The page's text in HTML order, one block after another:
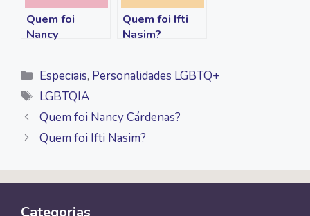
Quem foi
Nancy
Quem foi Ifti
Nasim?
Categorias
Especiais, Personalidades LGBTQ+
Tags
LGBTQIA
Quem foi Nancy Cárdenas?
Quem foi Ifti Nasim?